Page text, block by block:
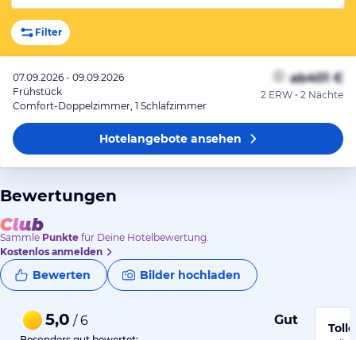
Filter
07.09.2026 - 09.09.2026
Frühstück
Comfort-Doppelzimmer, 1 Schlafzimmer
ab401 €
2 ERW • 2 Nächte
Hotelangeboteansehen
Bewertungen
Sammle Punkte für Deine Hotelbewertung.
Kostenlos anmelden
Bewerten Bilder hochladen
5,0 / 6 Gut